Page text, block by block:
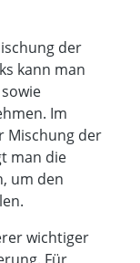
der
kann man
Im
Mischung der
man die
um den
wichtiger